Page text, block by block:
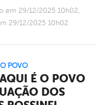
em 29/12/2025 10h02,
29/12/2025 10h02
POVO
É O POVO
DOS